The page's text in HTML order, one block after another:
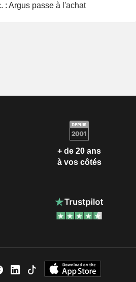
: Argus passe à l'achat
+ de 20 ans
à vos côtés